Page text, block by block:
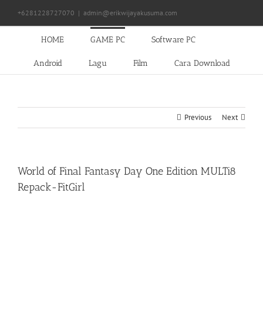
content
+6281228727070 | admin@erikwijayakusuma.com
HOME GAME PC Software PC
Android Lagu Film Cara Download
Previous Next
World of Final Fantasy Day One Edition MULTi8
Repack-FitGirl